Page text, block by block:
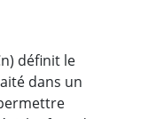
définit le
dans un